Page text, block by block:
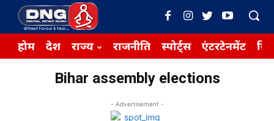
होम देश राज्य राजनीति स्पोर्ट्स एंटरटेनमेंट
Bihar assembly elections
- Advertisement -